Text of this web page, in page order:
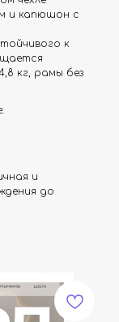
и капюшон с
к
кг, рамы без
и
до